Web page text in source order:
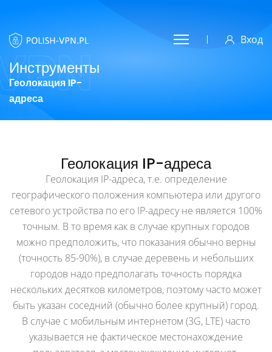
Вход
Инструменты
Геолокация IP-
адреса
Геолокация IP-адреса
Геолокация IP-адреса, т.е. определение
географического положения компьютера или другого
сетевого устройства по его IP-адресу не является 100%
точным. В то время как в случае крупных городов
можно предположить, что показания обычно верны
(точность 85-90%), в случае деревень и небольших
городов надо предполагать точность порядка
нескольких десятков километров, поэтому часто может
быть указан соседний (обычно более крупный) город.
В случае с мобильным интернетом (3G, LTE) часто
указывается не фактическое местонахождение